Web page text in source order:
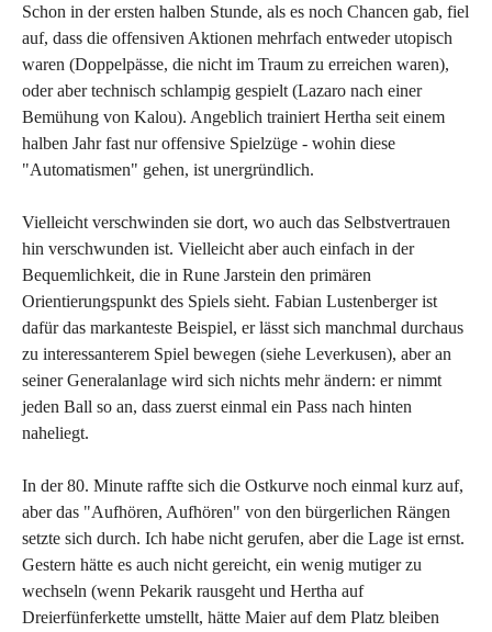
Schon in der ersten halben Stunde, als es noch Chancen gab, fiel
auf, dass die offensiven Aktionen mehrfach entweder utopisch
waren (Doppelpässe, die nicht im Traum zu erreichen waren),
oder aber technisch schlampig gespielt (Lazaro nach einer
Bemühung von Kalou). Angeblich trainiert Hertha seit einem
halben Jahr fast nur offensive Spielzüge - wohin diese
"Automatismen" gehen, ist unergründlich.
Vielleicht verschwinden sie dort, wo auch das Selbstvertrauen
hin verschwunden ist. Vielleicht aber auch einfach in der
Bequemlichkeit, die in Rune Jarstein den primären
Orientierungspunkt des Spiels sieht. Fabian Lustenberger ist
dafür das markanteste Beispiel, er lässt sich manchmal durchaus
zu interessanterem Spiel bewegen (siehe Leverkusen), aber an
seiner Generalanlage wird sich nichts mehr ändern: er nimmt
jeden Ball so an, dass zuerst einmal ein Pass nach hinten
naheliegt.
In der 80. Minute raffte sich die Ostkurve noch einmal kurz auf,
aber das "Aufhören, Aufhören" von den bürgerlichen Rängen
setzte sich durch. Ich habe nicht gerufen, aber die Lage ist ernst.
Gestern hätte es auch nicht gereicht, ein wenig mutiger zu
wechseln (wenn Pekarik rausgeht und Hertha auf
Dreierfünferkette umstellt, hätte Maier auf dem Platz bleiben